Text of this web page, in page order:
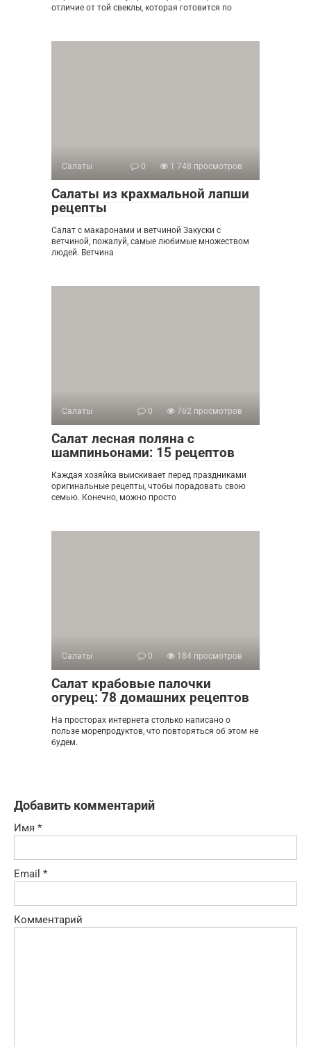
отличие от той свеклы, которая готовится по
Салаты 0 1 748 просмотров
Салаты из крахмальной лапши
рецепты
Салат с макаронами и ветчиной Закуски с
ветчиной, пожалуй, самые любимые множеством
людей. Ветчина
Салаты 0 762 просмотров
Салат лесная поляна с
шампиньонами: 15 рецептов
Каждая хозяйка выискивает перед праздниками
оригинальные рецепты, чтобы порадовать свою
семью. Конечно, можно просто
Салаты 0 184 просмотров
Салат крабовые палочки
огурец: 78 домашних рецептов
На просторах интернета столько написано о
пользе морепродуктов, что повторяться об этом не
будем.
Добавить комментарий
Имя *
Email *
Комментарий